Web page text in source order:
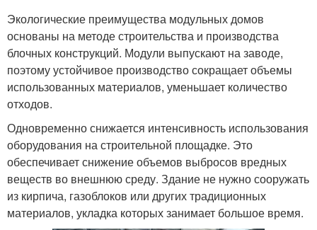
Экологические преимущества модульных домов
основаны на методе строительства и производства
блочных конструкций. Модули выпускают на заводе,
поэтому устойчивое производство сокращает объемы
использованных материалов, уменьшает количество
отходов.
Одновременно снижается интенсивность использования
оборудования на строительной площадке. Это
обеспечивает снижение объемов выбросов вредных
веществ во внешнюю среду. Здание не нужно сооружать
из кирпича, газоблоков или других традиционных
материалов, укладка которых занимает большое время.